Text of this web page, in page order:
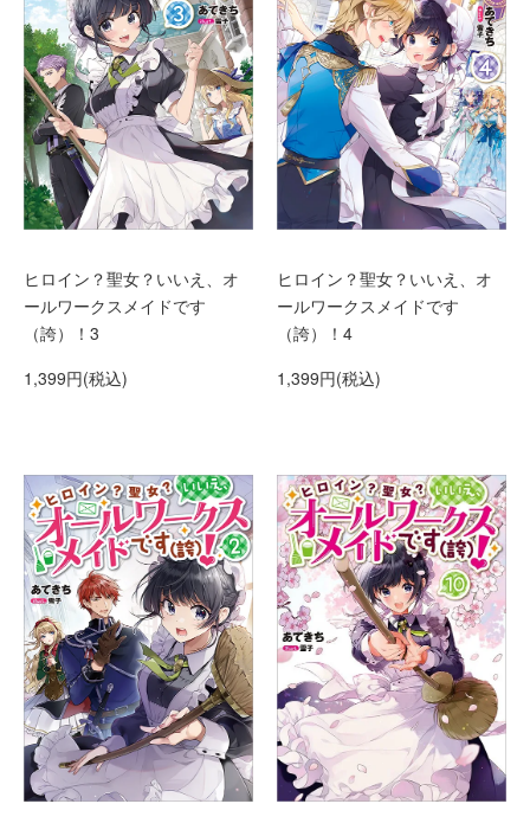
ヒロイン？聖女？いいえ、オ
ールワークスメイドです
（誇）！3
1,399円(税込)
ヒロイン？聖女？いいえ、オ
ールワークスメイドです
（誇）！4
1,399円(税込)